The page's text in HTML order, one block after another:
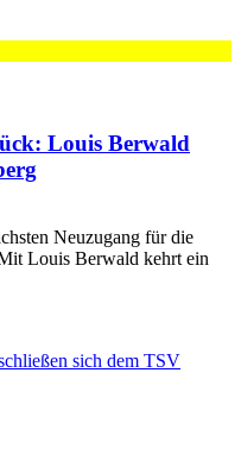
Louis Berwald
Neuzugang für die
Louis Berwald kehrt ein
sich dem TSV